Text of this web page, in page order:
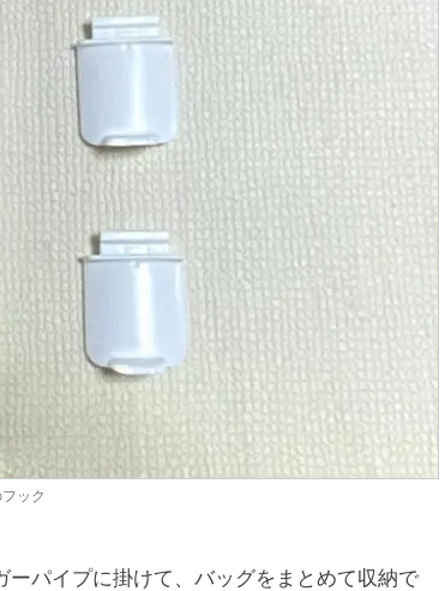
ック
パイプに掛けて、バッグをまとめて収納で